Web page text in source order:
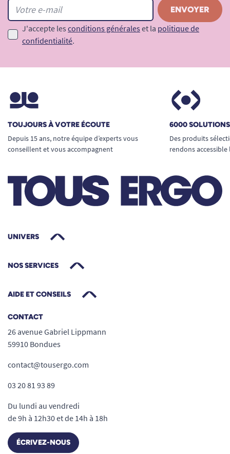
même lors d’utilisations prolongées.
Absorption adaptée (1000 ml) :Idéale
pour gérer lesfuites urinaires modérées
du quotidien. La capacité d’absorption
J'accepte les conditions générales et la politique de
confidentialité.
TOUJOURS À VOTRE ÉCOUTE
Depuis 15 ans, notre équipe d’experts vous
conseillent et vous accompagnent
6000
Des produits
rendons
UNIVERS
NOS SERVICES
AIDE ET CONSEILS
CONTACT
26 avenue Gabriel Lippmann
59910 Bondues
contact@tousergo.com
03 20 81 93 89
Du lundi au vendredi
de 9h à 12h30 et de 14h à 18h
ÉCRIVEZ-NOUS